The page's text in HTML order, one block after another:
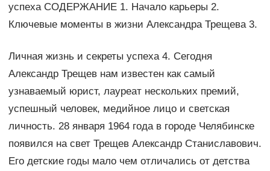
успеха СОДЕРЖАНИЕ 1. Начало карьеры 2.
Ключевые моменты в жизни Александра Трещева 3.
Личная жизнь и секреты успеха 4. Сегодня
Александр Трещев нам известен как самый
узнаваемый юрист, лауреат нескольких премий,
успешный человек, медийное лицо и светская
личность. 28 января 1964 года в городе Челябинске
появился на свет Трещев Александр Станиславович.
Его детские годы мало чем отличались от детства